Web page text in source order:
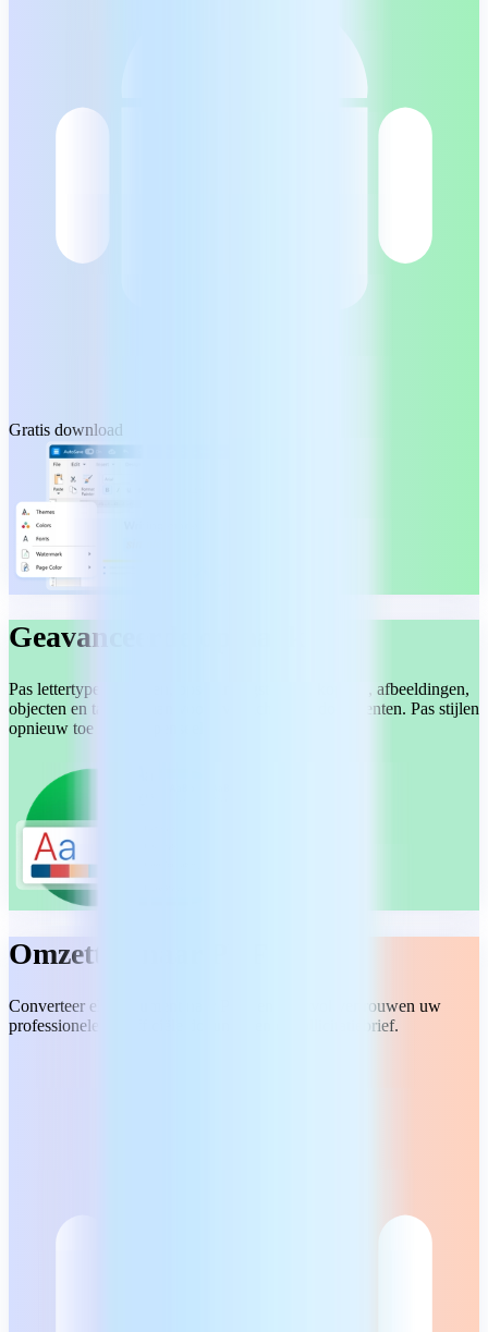
Gratis download
Geavanceerde opmaak
Pas lettertypen, kleuren, opsommingstekens, koppen, afbeeldingen,
objecten en tabellen aan voor overzichtelijke documenten. Pas stijlen
opnieuw toe met het penseel.
Omzetten naar PDF
Converteer elk document naar PDF en deel vol vertrouwen uw
professionele cv, officiële documenten of sollicitatiebrief.